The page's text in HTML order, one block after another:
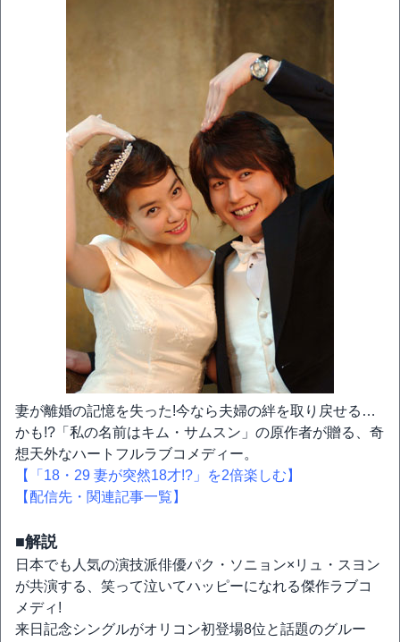
妻が離婚の記憶を失った!今なら夫婦の絆を取り戻せる…
かも!?「私の名前はキム・サムスン」の原作者が贈る、奇
想天外なハートフルラブコメディー。
【「18・29 妻が突然18才!?」を2倍楽しむ】
【配信先・関連記事一覧】
■解説
日本でも人気の演技派俳優パク・ソニョン×リュ・スヨン
が共演する、笑って泣いてハッピーになれる傑作ラブコ
メディ!
来日記念シングルがオリコン初登場8位と話題のグルー